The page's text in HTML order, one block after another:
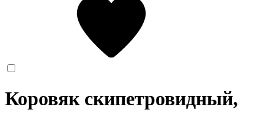
Коровяк скипетровидный,